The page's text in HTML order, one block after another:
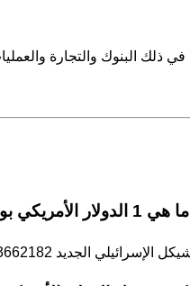
ما هي 1 الدولار الأمريكي بوحدة الشيكل الإسرائيلي الجديد؟